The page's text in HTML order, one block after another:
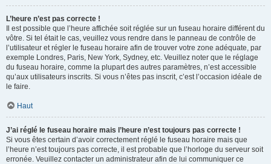
L’heure n’est pas correcte !
Il est possible que l’heure affichée soit réglée sur un fuseau horaire différent du
vôtre. Si tel était le cas, veuillez vous rendre dans le panneau de contrôle de
l’utilisateur et régler le fuseau horaire afin de trouver votre zone adéquate, par
exemple Londres, Paris, New York, Sydney, etc. Veuillez noter que le réglage
du fuseau horaire, comme la plupart des autres paramètres, n’est accessible
qu’aux utilisateurs inscrits. Si vous n’êtes pas inscrit, c’est l’occasion idéale de
le faire.
Haut
J’ai réglé le fuseau horaire mais l’heure n’est toujours pas correcte !
Si vous êtes certain d’avoir correctement réglé le fuseau horaire mais que
l’heure n’est toujours pas correcte, il est probable que l’horloge du serveur soit
erronée. Veuillez contacter un administrateur afin de lui communiquer ce